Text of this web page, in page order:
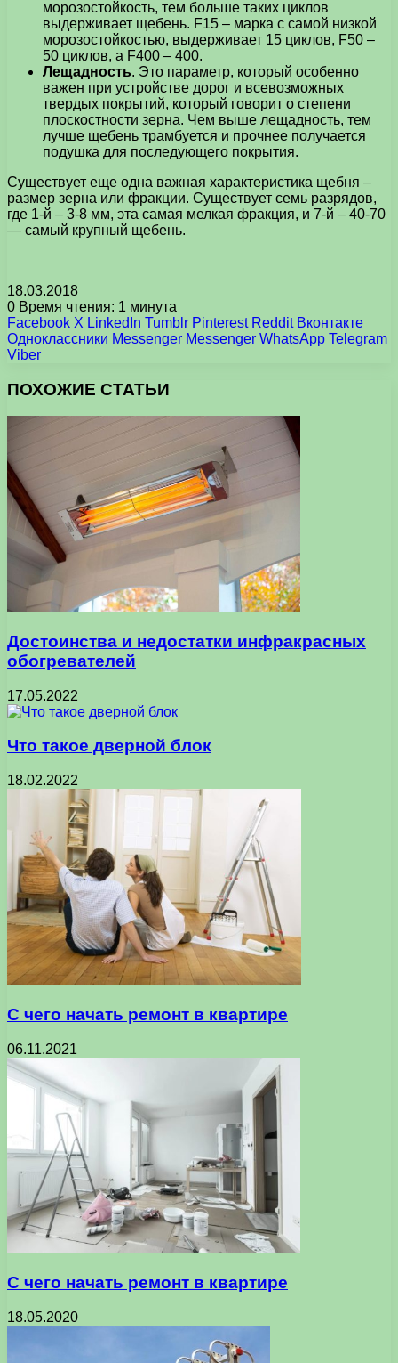
морозостойкость, тем больше таких циклов
выдерживает щебень. F15 – марка с самой низкой
морозостойкостью, выдерживает 15 циклов, F50 –
50 циклов, а F400 – 400.
Лещадность. Это параметр, который особенно
важен при устройстве дорог и всевозможных
твердых покрытий, который говорит о степени
плоскостности зерна. Чем выше лещадность, тем
лучше щебень трамбуется и прочнее получается
подушка для последующего покрытия.
Существует еще одна важная характеристика щебня –
размер зерна или фракции. Существует семь разрядов,
где 1-й – 3-8 мм, эта самая мелкая фракция, и 7-й – 40-70
— самый крупный щебень.
18.03.2018
0 Время чтения: 1 минута
Facebook X LinkedIn Tumblr Pinterest Reddit Вконтакте
Одноклассники Messenger Messenger WhatsApp Telegram
Viber
ПОХОЖИЕ СТАТЬИ
Достоинства и недостатки инфракрасных
обогревателей
17.05.2022
Что такое дверной блок
18.02.2022
С чего начать ремонт в квартире
06.11.2021
С чего начать ремонт в квартире
18.05.2020